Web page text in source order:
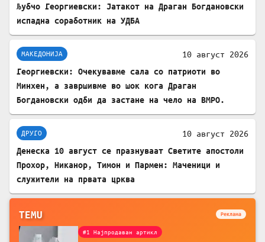
Љубчо Георгиевски: Јатакот на Драган Богдановски
испадна соработник на УДБА
МАКЕДОНИЈА 10 август 2026
Георгиевски: Очекувавме сала со патриоти во
Минхен, а завршивме во шок кога Драган
Богдановски одби да застане на чело на ВМРО.
ДРУГО 10 август 2026
Денеска 10 август се празнуваат Светите апостоли
Прохор, Никанор, Тимон и Пармен: Маченици и
служители на првата црква
TEMU Реклама
#1 Најпродаван артикл